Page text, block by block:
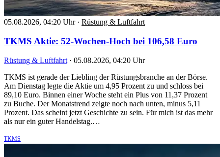
05.08.2026, 04:20 Uhr · Rüstung & Luftfahrt
TKMS Aktie: 52-Wochen-Hoch bei 106,58 Euro
Rüstung & Luftfahrt · 05.08.2026, 04:20 Uhr
TKMS ist gerade der Liebling der Rüstungsbranche an der Börse.
Am Dienstag legte die Aktie um 4,95 Prozent zu und schloss bei
89,10 Euro. Binnen einer Woche steht ein Plus von 11,37 Prozent
zu Buche. Der Monatstrend zeigte noch nach unten, minus 5,11
Prozent. Das scheint jetzt Geschichte zu sein. Für mich ist das mehr
als nur ein guter Handelstag.…
TKMS